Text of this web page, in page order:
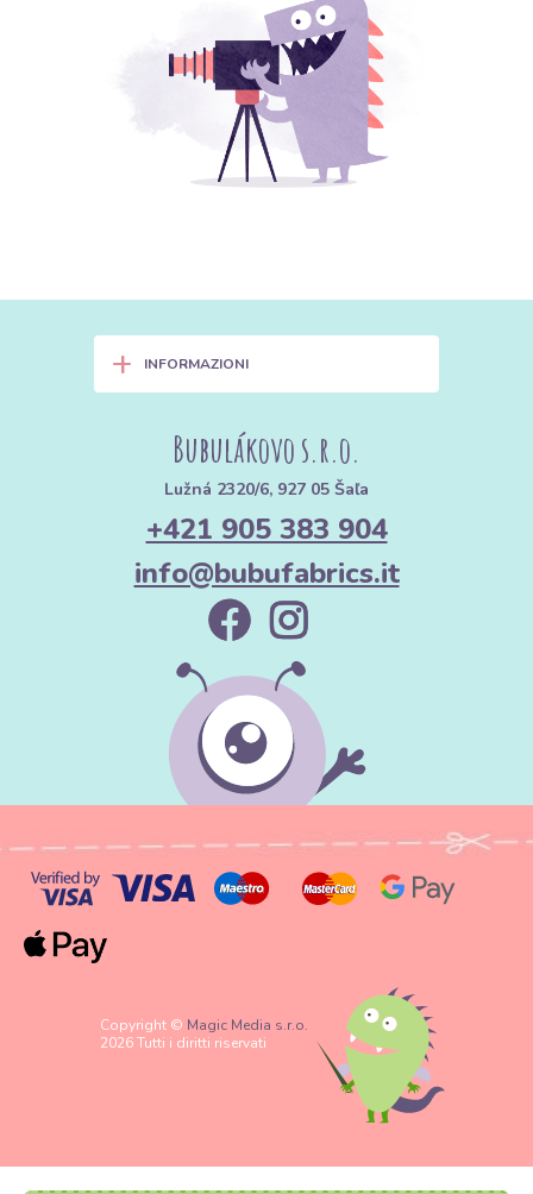
+ INFORMAZIONI
Bubulákovo s.r.o.
Lužná 2320/6, 927 05 Šaľa
+421 905 383 904
info@bubufabrics.it
Copyright © Magic Media s.r.o.
2026 Tutti i diritti riservati